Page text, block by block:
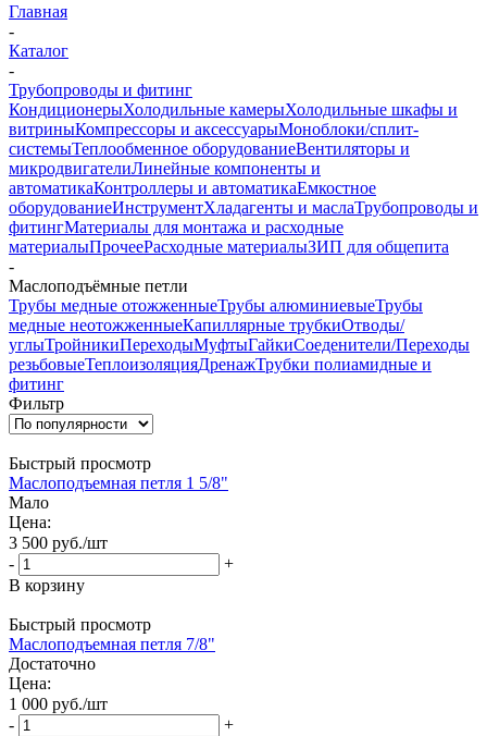
Главная
-
Каталог
-
Трубопроводы и фитинг
КондиционерыХолодильные камерыХолодильные шкафы и
витриныКомпрессоры и аксессуарыМоноблоки/сплит-
системыТеплообменное оборудованиеВентиляторы и
микродвигателиЛинейные компоненты и
автоматикаКонтроллеры и автоматикаЕмкостное
оборудованиеИнструментХладагенты и маслаТрубопроводы и
фитингМатериалы для монтажа и расходные
материалыПрочееРасходные материалыЗИП для общепита
-
Маслоподъёмные петли
Трубы медные отожженныеТрубы алюминиевыеТрубы
медные неотожженныеКапиллярные трубкиОтводы/
углыТройникиПереходыМуфтыГайкиСоеденители/Переходы
резьбовыеТеплоизоляцияДренажТрубки полиамидные и
фитинг
Фильтр
Быстрый просмотр
Маслоподъемная петля 1 5/8"
Мало
Цена:
3 500 руб./шт
-
+
В корзину
Быстрый просмотр
Маслоподъемная петля 7/8"
Достаточно
Цена:
1 000 руб./шт
-
+